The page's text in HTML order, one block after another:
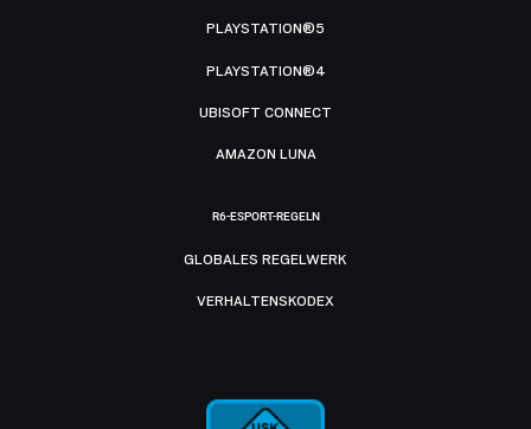
PLAYSTATION®5
PLAYSTATION®4
UBISOFT CONNECT
AMAZON LUNA
R6-ESPORT-REGELN
GLOBALES REGELWERK
VERHALTENSKODEX